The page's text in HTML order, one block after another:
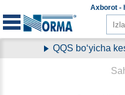
Aхborot -
QQS boʻyicha